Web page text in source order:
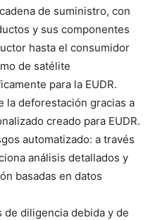
de suministro, con
y sus componentes
hasta el consumidor
de satélite
para la EUDR.
la deforestación gracias a
creado para EUDR.
automatizado: a través
análisis detallados y
basadas en datos
de diligencia debida y de